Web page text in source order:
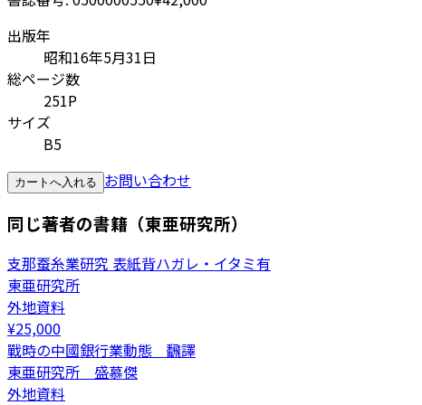
出版年
昭和16年5月31日
総ページ数
251P
サイズ
B5
カートへ入れる お問い合わせ
同じ著者の書籍（東亜研究所）
支那蚕糸業研究 表紙背ハガレ・イタミ有
東亜研究所
外地資料
¥25,000
戰時の中國銀行業動態 飜譯
東亜研究所 盛慕傑
外地資料